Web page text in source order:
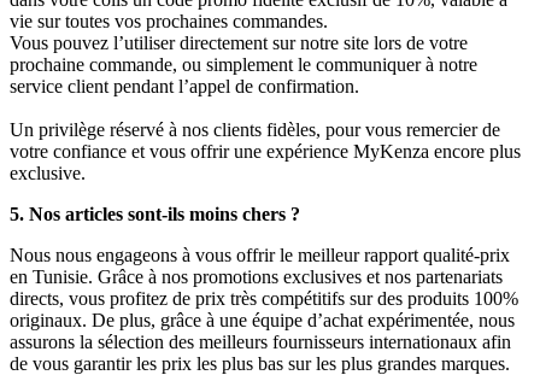
vie sur toutes vos prochaines commandes.
Vous pouvez l’utiliser directement sur notre site lors de votre
prochaine commande, ou simplement le communiquer à notre
service client pendant l’appel de confirmation.
Un privilège réservé à nos clients fidèles, pour vous remercier de
votre confiance et vous offrir une expérience MyKenza encore plus
exclusive.
5. Nos articles sont-ils moins chers ?
Nous nous engageons à vous offrir le meilleur rapport qualité-prix
en Tunisie. Grâce à nos promotions exclusives et nos partenariats
directs, vous profitez de prix très compétitifs sur des produits 100%
originaux. De plus, grâce à une équipe d’achat expérimentée, nous
assurons la sélection des meilleurs fournisseurs internationaux afin
de vous garantir les prix les plus bas sur les plus grandes marques.